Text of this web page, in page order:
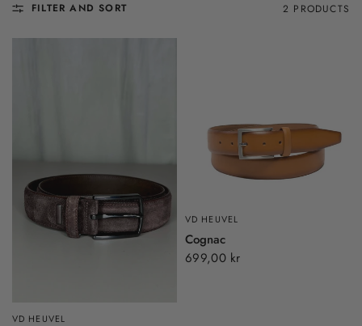
FILTER AND SORT 2 PRODUCTS
VD HEUVEL
VD HEUVEL
Cognac
699,00 kr